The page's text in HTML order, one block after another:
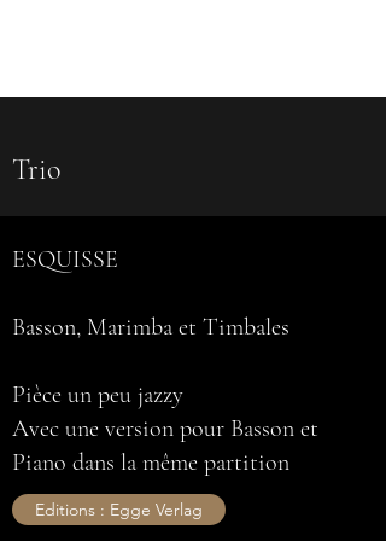
Trio
ESQUISSE
Basson, Marimba et Timbales
Pièce un peu jazzy
Avec une version pour Basson et
Piano dans la même partition
Editions : Egge Verlag